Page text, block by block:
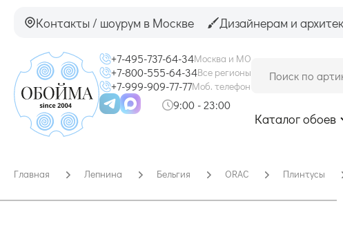
Контакты / шоурум в Москве Дизайнерам и
+7-495-737-64-34Москва и МО
+7-800-555-64-34Все регионы
+7-999-909-77-77Моб. телефон
9:00 - 23:00
Каталог обоев
Главная Лепнина Бельгия ORAC Плинтусы